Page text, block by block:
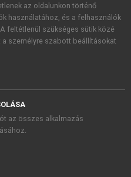
, valamint a szotar.netés a
foglaltakat
az oldalunkon történő
használatához, és a felhasználók
feltétlenül szükséges sütik közé
személyre szabott beállításokat
az összes alkalmazás